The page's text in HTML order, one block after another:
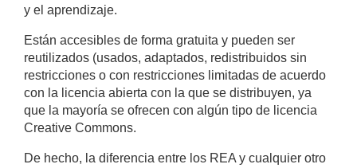
y el aprendizaje.
Están accesibles de forma gratuita y pueden ser
reutilizados (usados, adaptados, redistribuidos sin
restricciones o con restricciones limitadas de acuerdo
con la licencia abierta con la que se distribuyen, ya
que la mayoría se ofrecen con algún tipo de licencia
Creative Commons.
De hecho, la diferencia entre los REA y cualquier otro